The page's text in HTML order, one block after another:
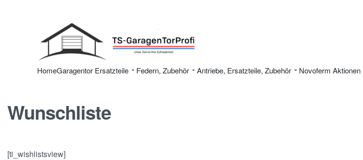
HomeGaragentor Ersatzteile Federn, Zubehör Antriebe, Ersatzteile, Zubehör Novoferm Aktionen
Wunschliste
[ti_wishlistsview]